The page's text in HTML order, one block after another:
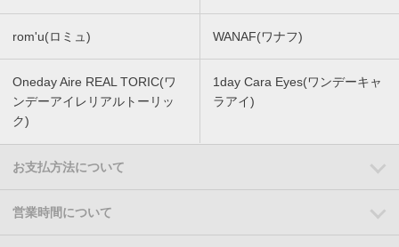
rom'u(ロミュ) WANAF(ワナフ)
Oneday Aire REAL TORIC(ワ
ンデーアイレリアルトーリッ
ク)
1day Cara Eyes(ワンデーキャ
ラアイ)
お支払方法について
営業時間について